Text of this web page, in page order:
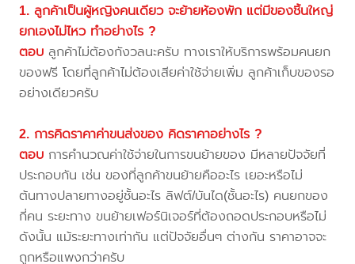
1. ลูกค้าเป็นผู้หญิงคนเดียว จะย้ายห้องพัก แต่มีของชิ้นใหญ่
ยกเองไม่ไหว ทำอย่างไร ?
ตอบ ลูกค้าไม่ต้องกังวลนะครับ ทางเราให้บริการพร้อมคนยก
ของฟรี โดยที่ลูกค้าไม่ต้องเสียค่าใช้จ่ายเพิ่ม ลูกค้าเก็บของรอ
อย่างเดียวครับ
2. การคิดราคาค่าขนส่งของ คิดราคาอย่างไร ?
ตอบ การคำนวณค่าใช้จ่ายในการขนย้ายของ มีหลายปัจจัยที่
ประกอบกัน เช่น ของที่ลูกค้าขนย้ายคืออะไร เยอะหรือไม่
ต้นทางปลายทางอยู่ชั้นอะไร ลิฟต์/บันได(ชั้นอะไร) คนยกของ
กี่คน ระยะทาง ขนย้ายเฟอร์นิเจอร์ที่ต้องถอดประกอบหรือไม่
ดังนั้น แม้ระยะทางเท่ากัน แต่ปัจจัยอื่นๆ ต่างกัน ราคาอาจจะ
ถูกหรือแพงกว่าครับ